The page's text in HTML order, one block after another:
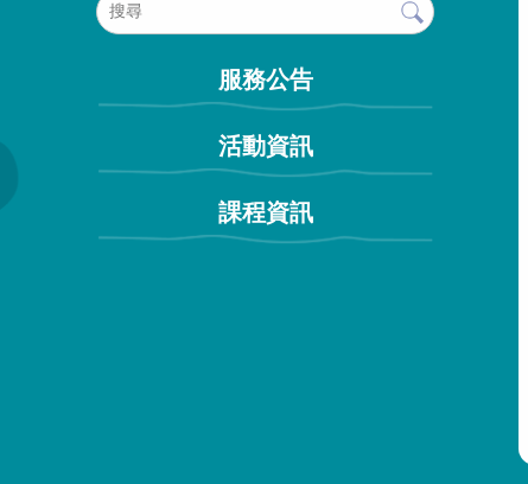
服務公告
活動資訊
課程資訊